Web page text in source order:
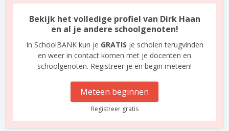
Bekijk het volledige profiel van Dirk Haan
en al je andere schoolgenoten!
In SchoolBANK kun je GRATIS je scholen terugvinden
en weer in contact komen met je docenten en
schoolgenoten. Registreer je en begin meteen!
Meteen beginnen
Registreer gratis